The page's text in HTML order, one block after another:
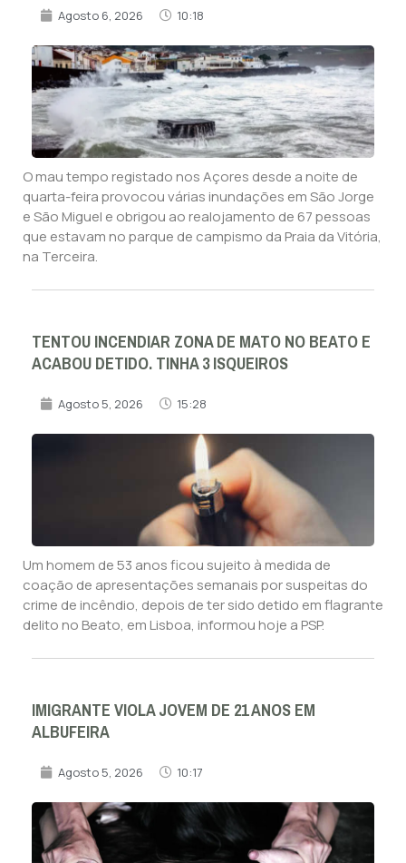
Agosto 6, 2026 10:18
O mau tempo registado nos Açores desde a noite de
quarta-feira provocou várias inundações em São Jorge
e São Miguel e obrigou ao realojamento de 67 pessoas
que estavam no parque de campismo da Praia da Vitória,
na Terceira.
TENTOU INCENDIAR ZONA DE MATO NO BEATO E
ACABOU DETIDO. TINHA 3 ISQUEIROS
Agosto 5, 2026 15:28
Um homem de 53 anos ficou sujeito à medida de
coação de apresentações semanais por suspeitas do
crime de incêndio, depois de ter sido detido em flagrante
delito no Beato, em Lisboa, informou hoje a PSP.
IMIGRANTE VIOLA JOVEM DE 21 ANOS EM
ALBUFEIRA
Agosto 5, 2026 10:17